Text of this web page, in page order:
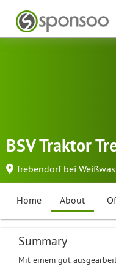
BSV Traktor
Trebendorf bei
Home About
Summary
Mit einem gut